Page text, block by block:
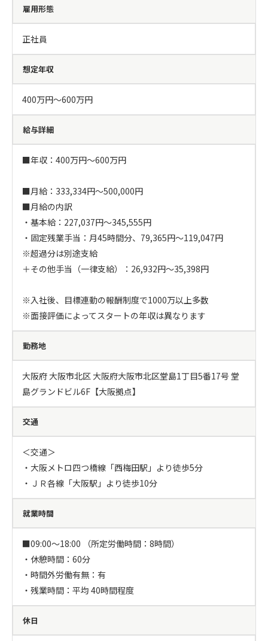
雇用形態
正社員
想定年収
400万円〜600万円
給与詳細
■年収：400万円～600万円
■月給：333,334円～500,000円
■月給の内訳
・基本給：227,037円～345,555円
・固定残業手当：月45時間分、79,365円～119,047円
※超過分は別途支給
＋その他手当（一律支給）：26,932円～35,398円
※入社後、目標連動の報酬制度で1000万以上多数
※面接評価によってスタートの年収は異なります
勤務地
大阪府 大阪市北区 大阪府大阪市北区堂島1丁目5番17号 堂
島グランドビル6F【大阪拠点】
交通
＜交通＞
・大阪メトロ四つ橋線「西梅田駅」より徒歩5分
・ＪＲ各線「大阪駅」より徒歩10分
就業時間
■09:00～18:00 （所定労働時間：8時間）
・休憩時間：60分
・時間外労働有無：有
・残業時間：平均 40時間程度
休日